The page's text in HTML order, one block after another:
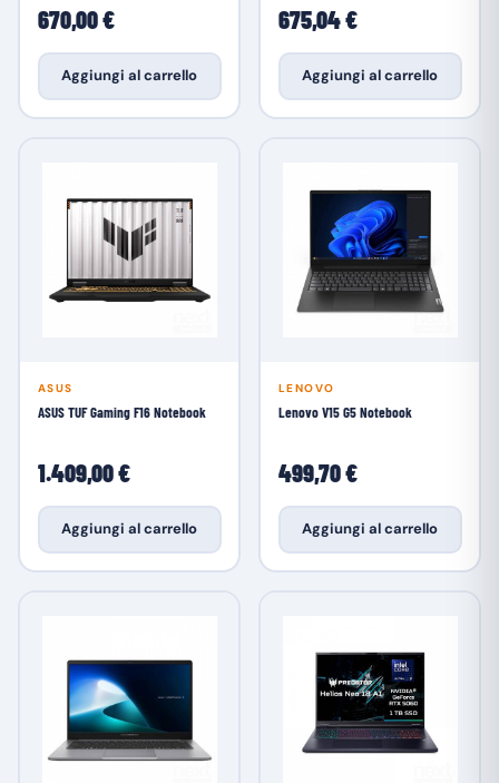
670,00 €
Aggiungi al carrello
675,04 €
Aggiungi al carrello
ASUS
ASUS TUF Gaming F16 Notebook
1.409,00 €
Aggiungi al carrello
LENOVO
Lenovo V15 G5 Notebook
499,70 €
Aggiungi al carrello